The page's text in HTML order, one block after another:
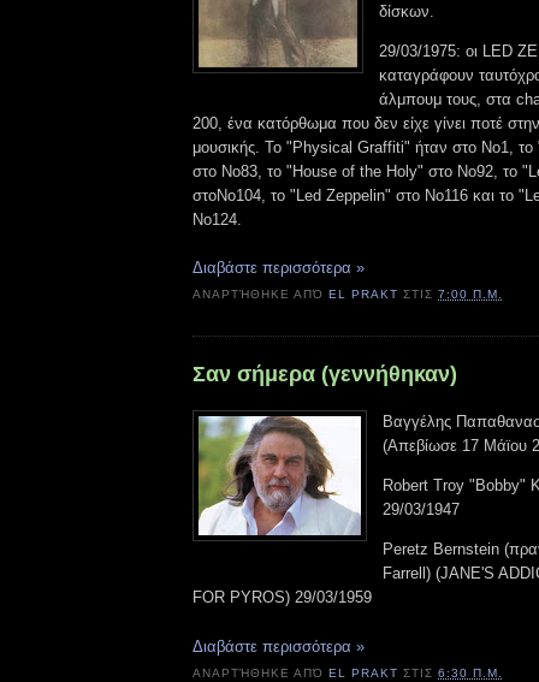
δίσκων.
29/03/1975: οι LED
καταγράφουν
άλμπουμ τους, στα
200, ένα κατόρθωμα που δεν είχε γίνει ποτέ στην
μουσικής. Το "Physical Graffiti" ήταν στο Νο1,
στο Νο83, το "House of the Holy" στο Νο92, το
στοΝο104, το "Led Zeppelin" στο Νο116 και το
Νο124.
Διαβάστε περισσότερα »
ΑΝΑΡΤΉΘΗΚΕ ΑΠΌEL PRAKT ΣΤΙΣ7:00 Π.Μ.
Σαν σήμερα (γεννήθηκαν)
Βαγγέλης
(Απεβίωσε 17 Μάϊου
Robert Troy "Bobby"
29/03/1947
Peretz Bernstein
Farrell) (JANE'S
FOR PYROS) 29/03/1959
Διαβάστε περισσότερα »
ΑΝΑΡΤΉΘΗΚΕ ΑΠΌEL PRAKT ΣΤΙΣ6:30 Π.Μ.